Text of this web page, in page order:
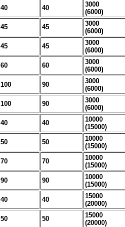
40 40
3000
(6000)
45 45
3000
(6000)
45 45
3000
(6000)
60 60
3000
(6000)
100 90
3000
(6000)
100 90
3000
(6000)
40 40
10000
(15000)
50 50
10000
(15000)
70 70
10000
(15000)
90 90
10000
(15000)
40 40
15000
(20000)
50 50
15000
(20000)